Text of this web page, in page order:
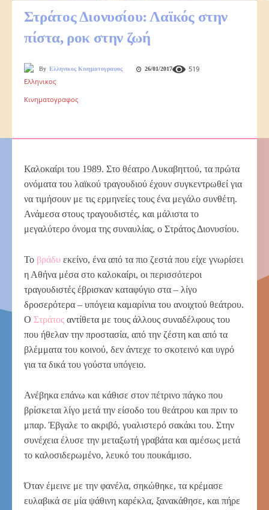
Στράτος Διονυσίου: Λαϊκός στην
πίστα, ροκ στην ζωή
By Ελληνικος Κινηματογραφος 26/01/2017 519
Καλοκαίρι του 1989. Στο θέατρο Λυκαβηττού, τα πρώτα
ονόματα του λαϊκού τραγουδιού έχουν συγκεντρωθεί για
να τιμήσουν με τις ερμηνείες τους ένα μεγάλο συνθέτη.
Ανάμεσα στους τραγουδιστές, και μάλιστα το
μεγαλύτερο όνομα της συναυλίας, ο Στράτος Διονυσίου.
Το βράδυ εκείνο, ένα από τα πιο ζεστά που είχε γνωρίσει
η Αθήνα μέσα στο καλοκαίρι, οι περισσότεροι
τραγουδιστές έβρισκαν καταφύγιο στα – λίγο
δροσερότερα – υπόγεια καμαρίνια του ανοιχτού θεάτρου.
Ο Στράτος αντίθετα με τους άλλους συναδέλφους του
που ήθελαν την προστασία, από την ζέστη και από τα
βλέμματα του κοινού, δεν άντεχε το σκοτεινό και υγρό
για τα δικά του γούστα υπόγειο.
Ανέβηκα επάνω και κάθισε στον πέτρινο πάγκο που
βρίσκεται λίγο μετά την είσοδο του θεάτρου και πριν το
μπαρ. Έβγαλε το ακριβό, γυαλιστερό σακάκι του. Στην
συνέχεια έλυσε την μεταξωτή γραβάτα και αμέσως μετά
το καλοσιδερωμένο, λευκό του πουκάμισο.
Όταν έμεινε με την φανέλα, σηκώθηκε, τα κρέμασε
ευλαβικά σε μία ψάθινη καρέκλα, ξανακάθησε, και πήρε